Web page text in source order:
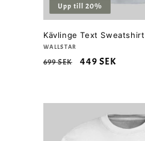
Upp till 20%
Kävlinge Text Sweatshirt
Säljare:
WALLSTAR
Ordinarie
699 SEK Försäljningspris
449 SEK